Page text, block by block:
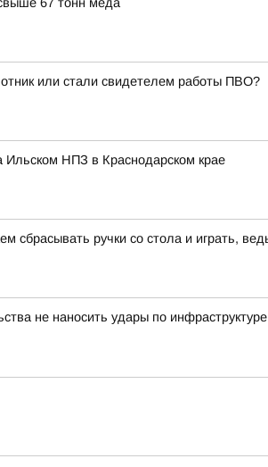
или стали свидетелем работы ПВО?
Ильском НПЗ в Краснодарском крае
сбрасывать ручки со стола и играть,
не наносить удары по